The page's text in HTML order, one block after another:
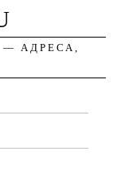
АДРЕСА,